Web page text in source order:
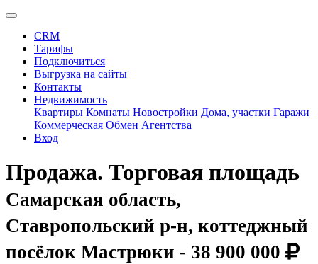
CRM
Тарифы
Подключиться
Выгрузка на сайты
Контакты
Недвижимость
Квартиры Комнаты Новостройки Дома, участки Гаражи
Коммерческая Обмен Агентства
Вход
Продажа. Торговая площадь
Самарская область,
Ставропольский р-н, коттеджный
посёлок Мастрюки - 38 900 000